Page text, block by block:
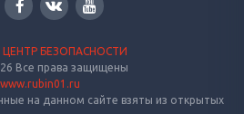
ЦЕНТР БЕЗОПАСНОСТИ
Все права защищены
www.rubin01.ru
на данном сайте взяты из открытых